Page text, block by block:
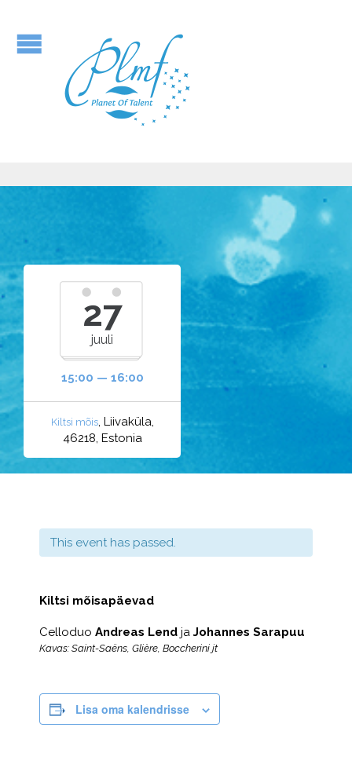
27
juuli
15:00 — 16:00
Kiltsi mõis, Liivaküla,
46218, Estonia
This event has passed.
Kiltsi mõisapäevad
Celloduo Andreas Lend ja Johannes Sarapuu
Kavas: Saint-Saëns, Glière, Boccherini jt
Lisa oma kalendrisse